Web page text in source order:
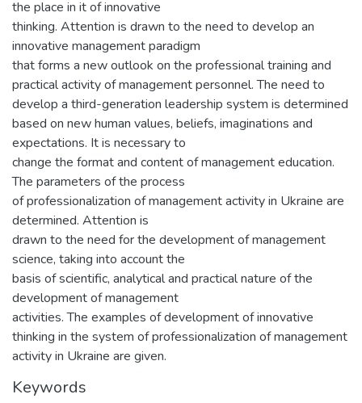
the place in it of innovative
thinking. Attention is drawn to the need to develop an
innovative management paradigm
that forms a new outlook on the professional training and
practical activity of management personnel. The need to
develop a third-generation leadership system is determined
based on new human values, beliefs, imaginations and
expectations. It is necessary to
change the format and content of management education.
The parameters of the process
of professionalization of management activity in Ukraine are
determined. Attention is
drawn to the need for the development of management
science, taking into account the
basis of scientific, analytical and practical nature of the
development of management
activities. The examples of development of innovative
thinking in the system of professionalization of management
activity in Ukraine are given.
Keywords